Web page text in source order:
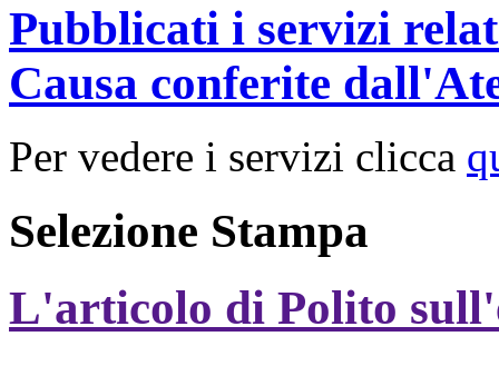
Pubblicati i servizi
Causa conferite
Per vedere i servizi clicca
Selezione Stampa
L'articolo di Polito